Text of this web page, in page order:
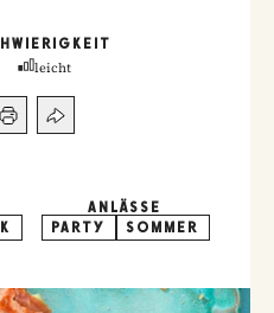
leicht
ANLÄSSE
PARTY
SOMMER